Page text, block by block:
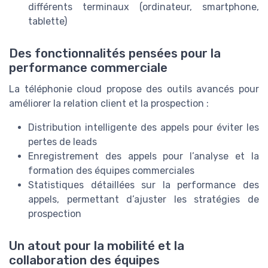
différents terminaux (ordinateur, smartphone,
tablette)
Des fonctionnalités pensées pour la
performance commerciale
La téléphonie cloud propose des outils avancés pour
améliorer la relation client et la prospection :
Distribution intelligente des appels pour éviter les
pertes de leads
Enregistrement des appels pour l’analyse et la
formation des équipes commerciales
Statistiques détaillées sur la performance des
appels, permettant d’ajuster les stratégies de
prospection
Un atout pour la mobilité et la
collaboration des équipes